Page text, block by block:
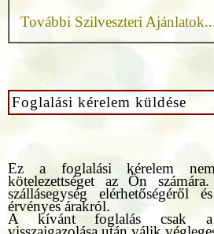
További Szilveszteri
Foglalási kérelem küldése
Ez a foglalási kérelem
kötelezettséget az Ön
szállásegység elérhetőségéről
érvényes árakról.
A kívánt foglalás csak a